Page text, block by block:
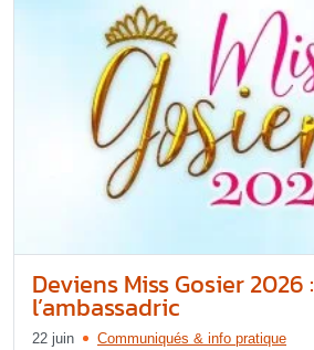
Deviens Miss Gosier 2026 :
l’ambassadric
22 juin Communiqués & info pratique